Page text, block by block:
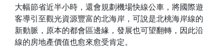
大幅節省近半小時，還會規劃機場快線公車，將國際遊
客導引至觀光資源豐富的北海岸，可說是北桃海岸線的
新動脈，原本的都會區邊緣，發展也可望翻轉，因此沿
線的房地產價值也愈來愈受肯定。